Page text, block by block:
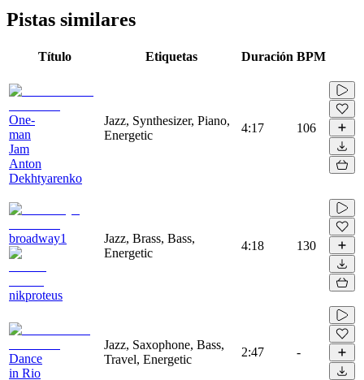
Pistas similares
Título Etiquetas Duración BPM
One-
man
Jam
Anton
Dekhtyarenko
Jazz, Synthesizer, Piano,
Energetic
4:17 106
broadway1
nikproteus
Jazz, Brass, Bass,
Energetic
4:18 130
Dance
in Rio
Jazz, Saxophone, Bass,
Travel, Energetic
2:47 -